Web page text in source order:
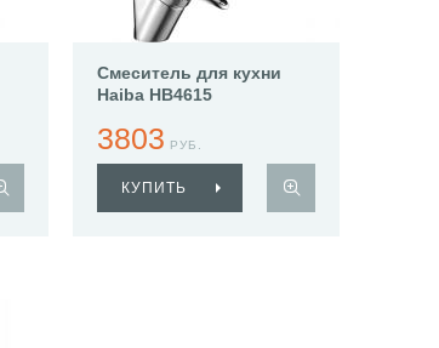
Смеситель для кухни
Haiba HB4615
3803 РУБ.
КУПИТЬ